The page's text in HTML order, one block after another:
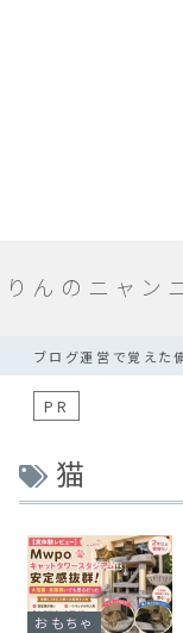
りんのニャン
ブログ運営で覚えた
PR
猫
おもちゃ